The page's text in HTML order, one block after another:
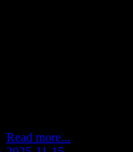
Read more...